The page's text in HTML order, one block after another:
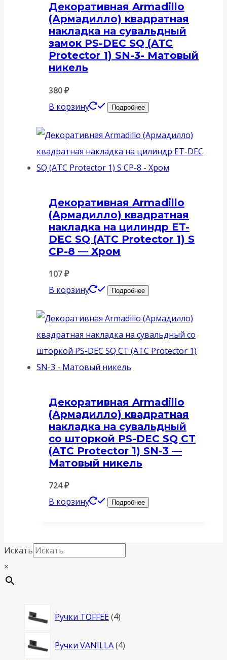
Декоративная Armadillo
(Армадилло) квадратная
накладка на сувальдный
замок PS-DEC SQ (ATC
Protector 1) SN-3- Матовый
никель
380₽
В корзину
Подробнее
Декоративная Armadillo
(Армадилло) квадратная
накладка на цилиндр ET-
DEC SQ (ATC Protector 1) S
CP-8 — Хром
107₽
В корзину
Подробнее
Декоративная Armadillo
(Армадилло) квадратная
накладка на сувальдный
со шторкой PS-DEC SQ CT
(ATC Protector 1) SN-3 —
Матовый никель
724₽
В корзину
Подробнее
Искать
×
Ручки TOFFEE 44
Ручки VANILLA 44